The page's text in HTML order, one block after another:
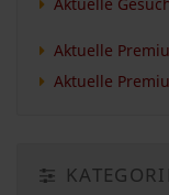
Aktuelle
Aktuelle